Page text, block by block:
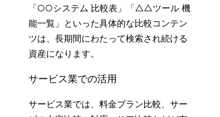
「○○システム 比較表」「△△ツール 機
能一覧」といった具体的な比較コンテン
ツは、長期間にわたって検索され続ける
資産になります。
サービス業での活用
サービス業では、料金プラン比較、サー